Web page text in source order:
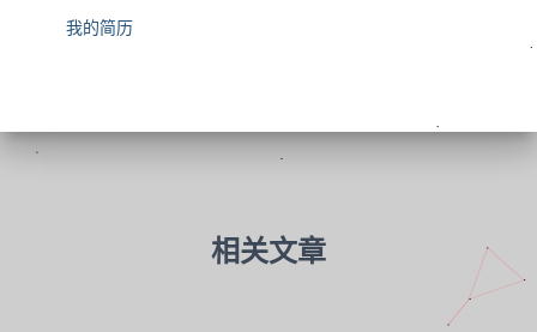
我的简历
相关文章